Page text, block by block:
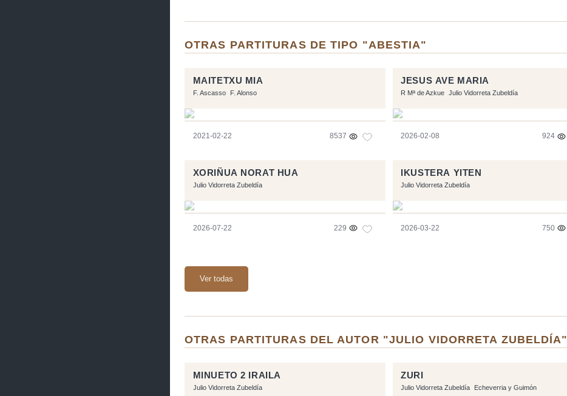
OTRAS PARTITURAS DE TIPO "ABESTIA"
MAITETXU MIA
F. Ascasso F. Alonso
2021-02-22 8537
JESUS AVE MARIA
R Mª de Azkue Julio Vidorreta Zubeldía
2026-02-08 924
XORIÑUA NORAT HUA
Julio Vidorreta Zubeldía
2026-07-22 229
IKUSTERA YITEN
Julio Vidorreta Zubeldía
2026-03-22 750
Ver todas
OTRAS PARTITURAS DEL AUTOR "JULIO VIDORRETA ZUBELDÍA"
MINUETO 2 IRAILA
Julio Vidorreta Zubeldía
ZURI
Julio Vidorreta Zubeldía Echeverria y Guimón